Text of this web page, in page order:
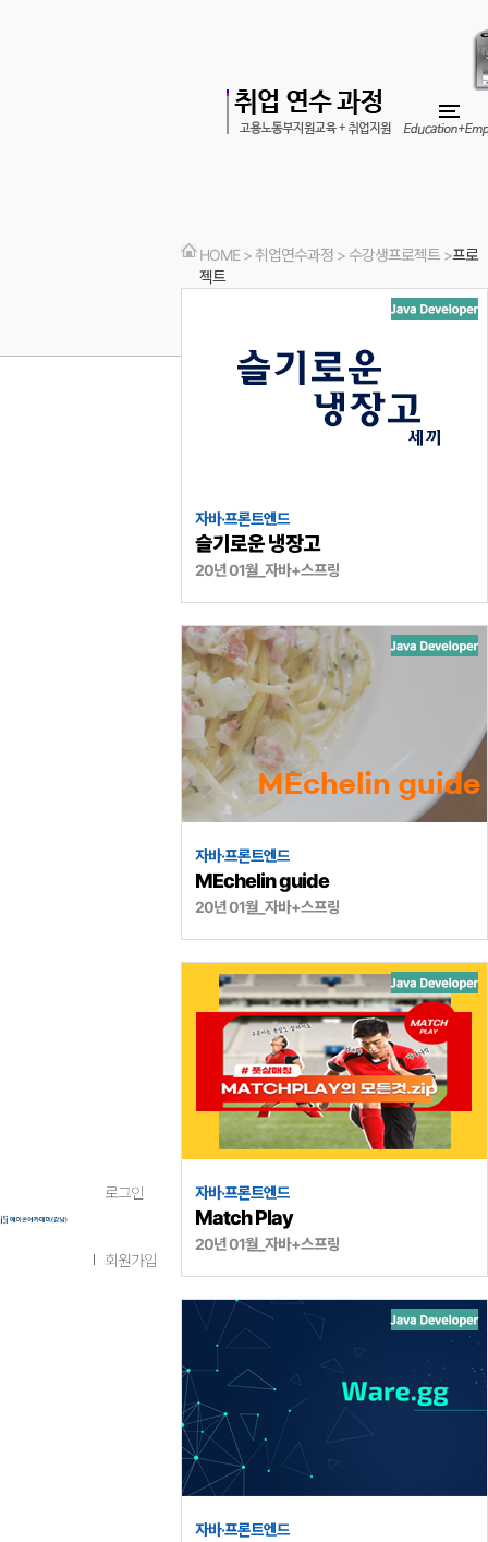
로그인
회원가입
HOME > 취업연수과정 > 수강생프로젝트 >프로
젝트
자바·프론트엔드
슬기로운 냉장고
20년 01월_자바+스프링
자바·프론트엔드
MEchelin guide
20년 01월_자바+스프링
자바·프론트엔드
Match Play
20년 01월_자바+스프링
자바·프론트엔드